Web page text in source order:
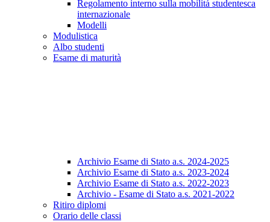
Regolamento interno sulla mobilitá studentesca
internazionale
Modelli
Modulistica
Albo studenti
Esame di maturità
Archivio Esame di Stato a.s. 2024-2025
Archivio Esame di Stato a.s. 2023-2024
Archivio Esame di Stato a.s. 2022-2023
Archivio - Esame di Stato a.s. 2021-2022
Ritiro diplomi
Orario delle classi